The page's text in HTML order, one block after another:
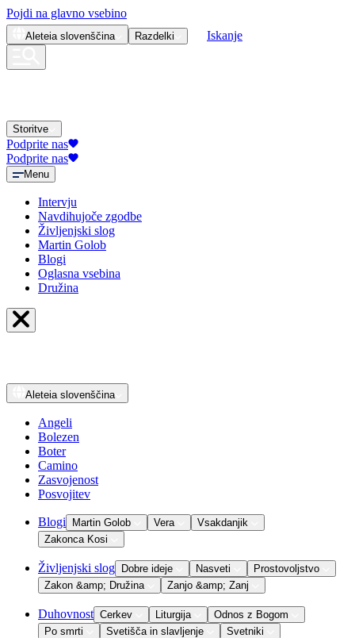
Pojdi na glavno vsebino
Aleteia slovenščina Razdelki Iskanje
Storitve
Podprite nas
Podprite nas
Menu
Intervju
Navdihujoče zgodbe
Življenjski slog
Martin Golob
Blogi
Oglasna vsebina
Družina
Aleteia slovenščina
Angeli
Bolezen
Boter
Camino
Zasvojenost
Posvojitev
Blogi Martin Golob Vera
Vsakdanjik
Zakonca Kosi
Življenjski slog Dobre ideje Nasveti
Prostovoljstvo
Zakon &amp; Družina
Zanjo &amp; Zanj
Duhovnost Cerkev Liturgija
Odnos z Bogom
Po smrti
Svetišča in slavljenje
Svetniki